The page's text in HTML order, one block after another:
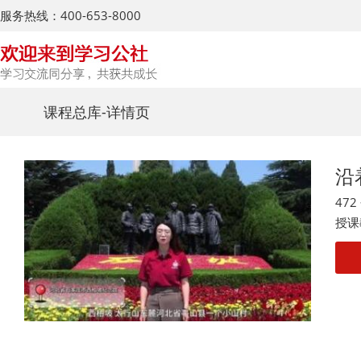
服务热线：400-653-8000
课程总库-详情页
沿
472
授